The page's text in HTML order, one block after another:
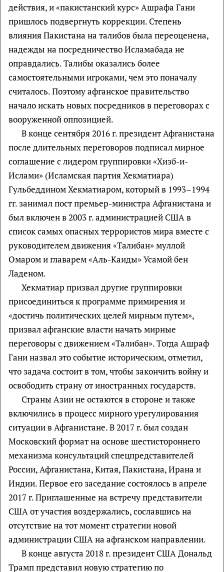
действия, и «пакистанский курс» Ашрафа Гани
пришлось подвергнуть коррекции. Степень
влияния Пакистана на талибов была переоценена,
надежды на посредничество Исламабада не
оправдались. Талибы оказались более
самостоятельными игроками, чем это поначалу
считалось. Поэтому афганское правительство
начало искать новых посредников в переговорах с
вооруженной оппозицией.
В конце сентября 2016 г. президент Афганистана
после длительных переговоров подписал мирное
соглашение с лидером группировки «Хизб-и-
Ислами» (Исламская партия Хекматиара)
Гульбеддином Хекматиаром, который в 1993–1994
гг. занимал пост премьер-министра Афганистана и
был включен в 2003 г. администрацией США в
список самых опасных террористов мира вместе с
руководителем движения «Талибан» муллой
Омаром и главарем «Аль-Каиды» Усамой бен
Ладеном.
Хекматиар призвал другие группировки
присоединиться к программе примирения и
«достичь политических целей мирным путем»,
призвал афганские власти начать мирные
переговоры с движением «Талибан». Тогда Ашраф
Гани назвал это событие историческим, отметил,
что задача состоит в том, чтобы закончить войну и
освободить страну от иностранных государств.
Страны Азии не остаются в стороне и также
включились в процесс мирного урегулирования
ситуации в Афганистане. В 2017 г. был создан
Московский формат на основе шестистороннего
механизма консультаций спецпредставителей
России, Афганистана, Китая, Пакистана, Ирана и
Индии. Первое его заседание состоялось в апреле
2017 г. Приглашенные на встречу представители
США от участия воздержались, сославшись на
отсутствие на тот момент стратегии новой
администрации США на афганском направлении.
В конце августа 2018 г. президент США Дональд
Трамп представил новую стратегию по